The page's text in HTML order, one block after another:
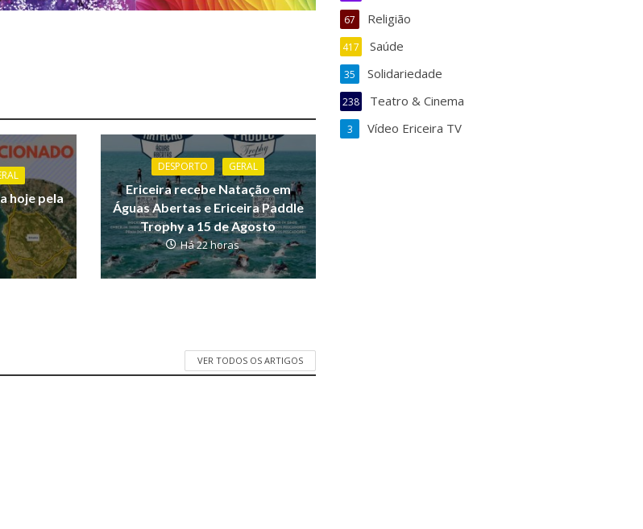
hoje pela
DESPORTO GERAL
Ericeira recebe Natação em
Águas Abertas e Ericeira Paddle
Trophy a 15 de Agosto
Há 22 horas
VER TODOS OS ARTIGOS
Religião
67
Saúde
417
Solidariedade
35
Teatro & Cinema
238
Vídeo Ericeira TV
3